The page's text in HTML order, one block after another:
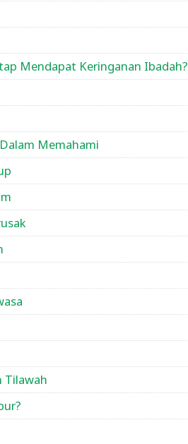
Mendapat Keringanan Ibadah?
Memahami
Tilawah